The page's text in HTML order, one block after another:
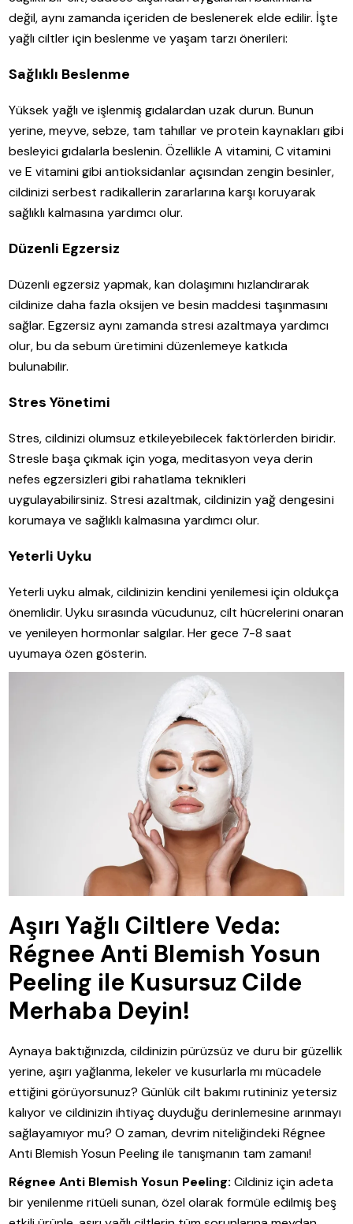
değil, aynı zamanda içeriden de beslenerek elde edilir. İşte
yağlı ciltler için beslenme ve yaşam tarzı önerileri:
Sağlıklı Beslenme
Yüksek yağlı ve işlenmiş gıdalardan uzak durun. Bunun
yerine, meyve, sebze, tam tahıllar ve protein kaynakları gibi
besleyici gıdalarla beslenin. Özellikle A vitamini, C vitamini
ve E vitamini gibi antioksidanlar açısından zengin besinler,
cildinizi serbest radikallerin zararlarına karşı koruyarak
sağlıklı kalmasına yardımcı olur.
Düzenli Egzersiz
Düzenli egzersiz yapmak, kan dolaşımını hızlandırarak
cildinize daha fazla oksijen ve besin maddesi taşınmasını
sağlar. Egzersiz aynı zamanda stresi azaltmaya yardımcı
olur, bu da sebum üretimini düzenlemeye katkıda
bulunabilir.
Stres Yönetimi
Stres, cildinizi olumsuz etkileyebilecek faktörlerden biridir.
Stresle başa çıkmak için yoga, meditasyon veya derin
nefes egzersizleri gibi rahatlama teknikleri
uygulayabilirsiniz. Stresi azaltmak, cildinizin yağ dengesini
korumaya ve sağlıklı kalmasına yardımcı olur.
Yeterli Uyku
Yeterli uyku almak, cildinizin kendini yenilemesi için oldukça
önemlidir. Uyku sırasında vücudunuz, cilt hücrelerini onaran
ve yenileyen hormonlar salgılar. Her gece 7-8 saat
uyumaya özen gösterin.
Aşırı Yağlı Ciltlere Veda:
Régnee Anti Blemish Yosun
Peeling ile Kusursuz Cilde
Merhaba Deyin!
Aynaya baktığınızda, cildinizin pürüzsüz ve duru bir güzellik
yerine, aşırı yağlanma, lekeler ve kusurlarla mı mücadele
ettiğini görüyorsunuz? Günlük cilt bakımı rutininiz yetersiz
kalıyor ve cildinizin ihtiyaç duyduğu derinlemesine arınmayı
sağlayamıyor mu? O zaman, devrim niteliğindeki Régnee
Anti Blemish Yosun Peeling ile tanışmanın tam zamanı!
Régnee Anti Blemish Yosun Peeling: Cildiniz için adeta
bir yenilenme ritüeli sunan, özel olarak formüle edilmiş beş